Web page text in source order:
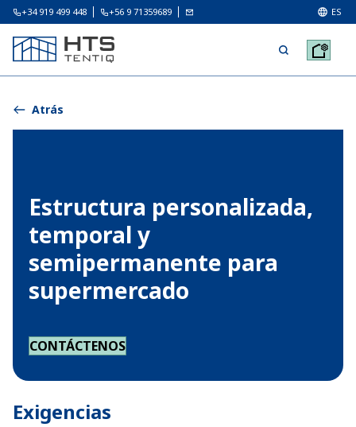
+34 919 499 448 +56 9 71359689 ES
Atrás
Estructura personalizada,
temporal y
semipermanente para
supermercado
CONTÁCTENOS
Exigencias